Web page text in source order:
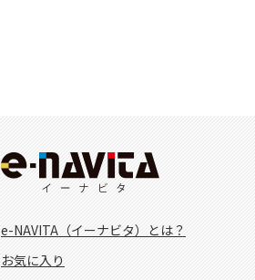
e-NAVITA（イーナビタ）とは？
お気に入り